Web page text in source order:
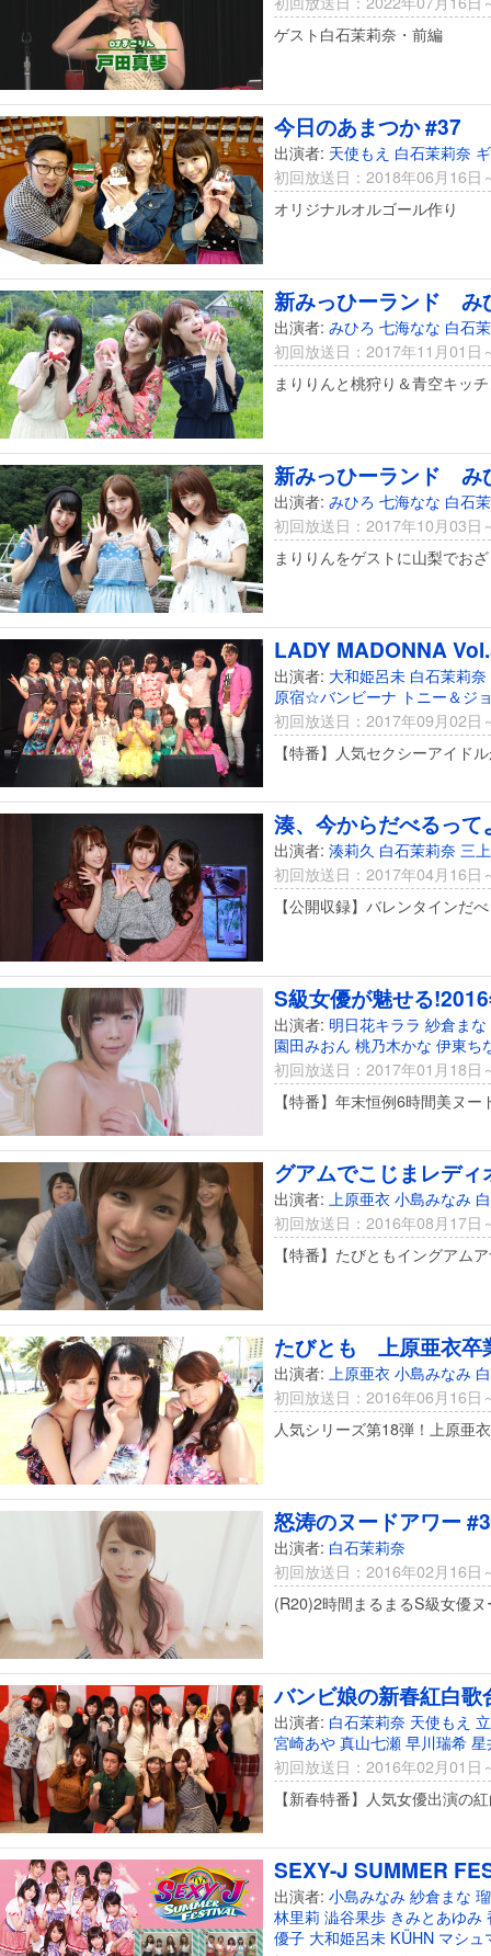
ゲスト白石茉莉奈・前編
今日のあまつか #37
出演者: 天使もえ 白石茉莉奈
初回放送日：2018年06月16日
オリジナルオルゴール作り
新みっひーランド み
出演者: みひろ 七海なな 白石
初回放送日：2017年11月01日
まりりんと桃狩り＆青空キッ
新みっひーランド み
出演者: みひろ 七海なな 白石
初回放送日：2017年10月03日
まりりんをゲストに山梨でお
LADY MADONNA
出演者: 大和姫呂未 白石茉莉奈
原宿☆バンビーナ トニー＆ジ
初回放送日：2017年09月02日
【特番】人気セクシーアイド
湊、今からだべるって
出演者: 湊莉久 白石茉莉奈 三
初回放送日：2017年04月16日
【公開収録】バレンタインだ
S級女優が魅せる
出演者: 明日花キララ 紗倉まな
園田みおん 桃乃木かな 伊東ち
初回放送日：2017年01月18日
【特番】年末恒例6時間美ヌー
グアムでこじまレディ
出演者: 上原亜衣 小島みなみ
初回放送日：2016年08月17日
【特番】たびともイングアム
たびとも 上原亜衣卒
出演者: 上原亜衣 小島みなみ
初回放送日：2016年06月16日
人気シリーズ第18弾！上原亜
怒涛のヌードアワー
出演者: 白石茉莉奈
初回放送日：2016年02月16日
(R20)2時間まるまるS級女優ヌ
バンビ娘の新春紅白歌
出演者: 白石茉莉奈 天使もえ
宮崎あや 真山七瀬 早川瑞希 星
初回放送日：2016年02月01日
【新春特番】人気女優出演の
SEXY-J SUMMER
出演者: 小島みなみ 紗倉まな
林里莉 澁谷果歩 きみとあゆみ
優子 大和姫呂未 KÜHN マシュ